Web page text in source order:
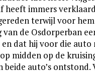
heeft immers
terwijl voor
de Osdorperban
dat hij voor die auto
midden op de
beide auto’s ontstond.